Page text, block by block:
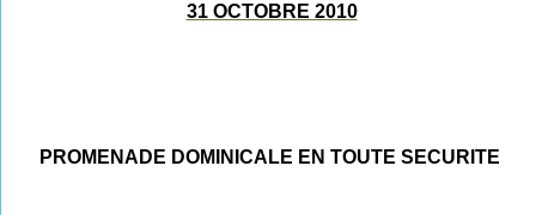
31 OCTOBRE 2010
PROMENADE DOMINICALE EN TOUTE SECURITE